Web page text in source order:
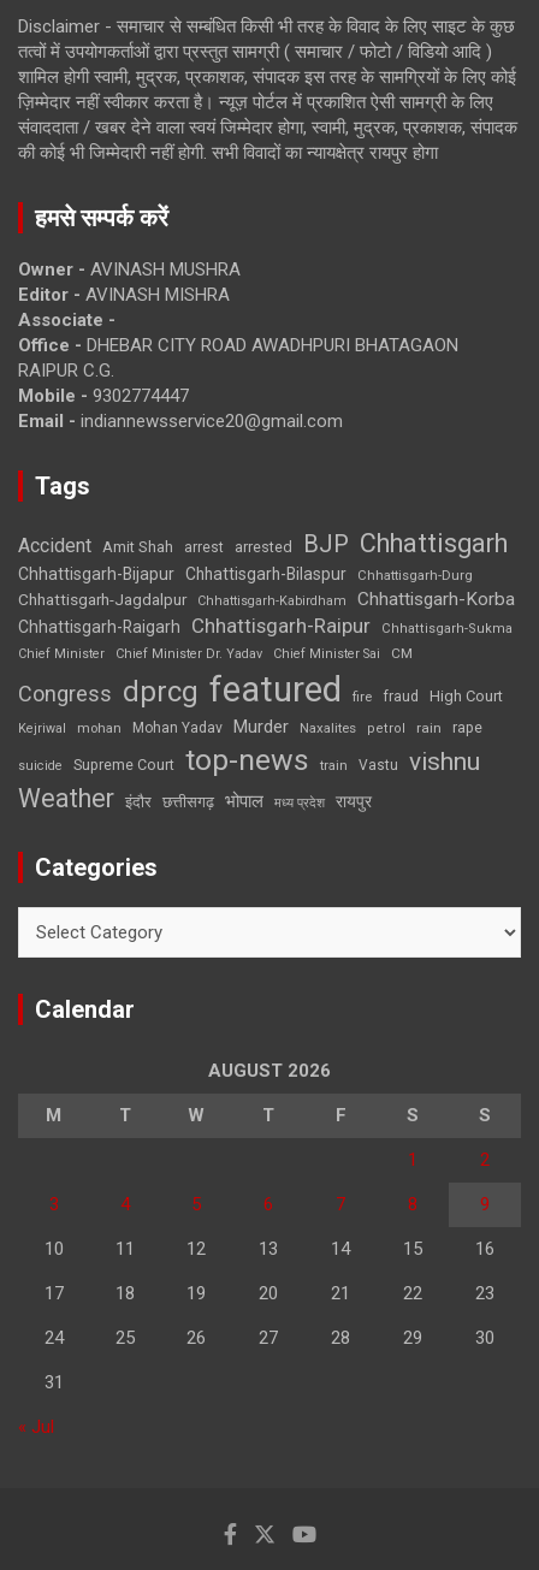
Disclaimer - समाचार से सम्बंधित किसी भी तरह के विवाद के लिए साइट के कुछ
तत्वों में उपयोगकर्ताओं द्वारा प्रस्तुत सामग्री ( समाचार / फोटो / विडियो आदि )
शामिल होगी स्वामी, मुद्रक, प्रकाशक, संपादक इस तरह के सामग्रियों के लिए कोई
ज़िम्मेदार नहीं स्वीकार करता है। न्यूज़ पोर्टल में प्रकाशित ऐसी सामग्री के लिए
संवाददाता / खबर देने वाला स्वयं जिम्मेदार होगा, स्वामी, मुद्रक, प्रकाशक, संपादक
की कोई भी जिम्मेदारी नहीं होगी. सभी विवादों का न्यायक्षेत्र रायपुर होगा
हमसे सम्पर्क करें
Owner - AVINASH MUSHRA
Editor - AVINASH MISHRA
Associate -
Office - DHEBAR CITY ROAD AWADHPURI BHATAGAON
RAIPUR C.G.
Mobile - 9302774447
Email - indiannewsservice20@gmail.com
Tags
Accident Amit Shah arrest arrested BJP Chhattisgarh
Chhattisgarh-Bijapur Chhattisgarh-Bilaspur Chhattisgarh-Durg
Chhattisgarh-Jagdalpur Chhattisgarh-Kabirdham Chhattisgarh-Korba
Chhattisgarh-Raigarh Chhattisgarh-Raipur
Chhattisgarh-Sukma
Chief Minister
Chief Minister Dr. Yadav Chief Minister Sai CM
Congress dprcg featured fire fraud High Court
Kejriwal mohan Mohan Yadav Murder Naxalites petrol rain rape
suicide Supreme Court top-news train Vastu vishnu
Weather इंदौर छत्तीसगढ़ भोपाल मध्य प्रदेश रायपुर
Categories
Calendar
AUGUST 2026
M T W T F S S
1 2
3 4 5 6 7 8 9
10 11 12 13 14 15 16
17 18 19 20 21 22 23
24 25 26 27 28 29 30
31
« Jul